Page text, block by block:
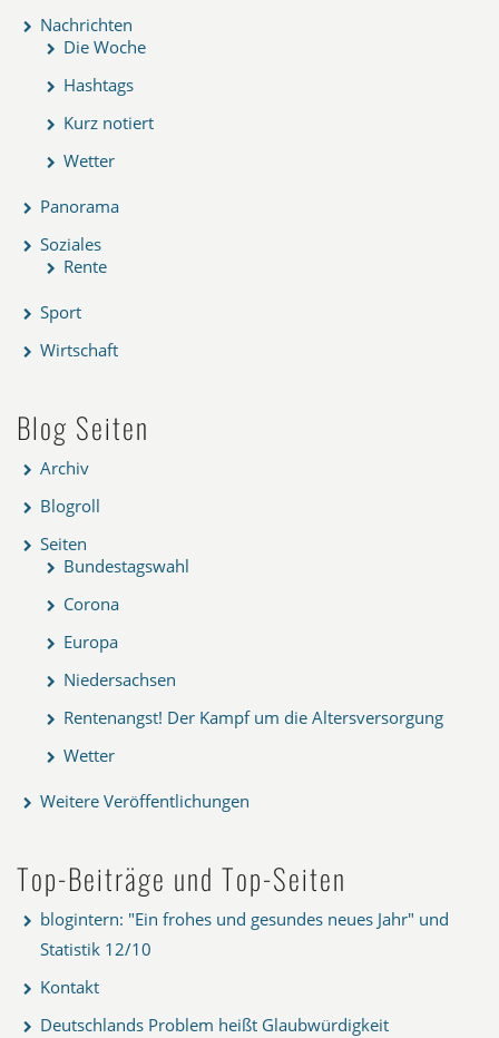
Nachrichten
Die Woche
Hashtags
Kurz notiert
Wetter
Panorama
Soziales
Rente
Sport
Wirtschaft
Blog Seiten
Archiv
Blogroll
Seiten
Bundestagswahl
Corona
Europa
Niedersachsen
Rentenangst! Der Kampf um die Altersversorgung
Wetter
Weitere Veröffentlichungen
Top-Beiträge und Top-Seiten
blogintern: "Ein frohes und gesundes neues Jahr" und
Statistik 12/10
Kontakt
Deutschlands Problem heißt Glaubwürdigkeit